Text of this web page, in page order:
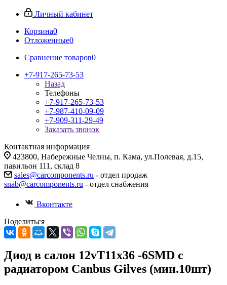
Личный кабинет
Корзина0
Отложенные0
Сравнение товаров0
+7-917-265-73-53
Назад
Телефоны
+7-917-265-73-53
+7-987-410-09-09
+7-909-311-29-49
Заказать звонок
Контактная информация
423800, Набережные Челны, п. Кама, ул.Полевая, д.15,
павильон 111, склад 8
sales@carcomponents.ru - отдел продаж
snab@carcomponents.ru - отдел снабжения
Вконтакте
Поделиться
Диод в салон 12vT11х36 -6SMD с
радиатором Canbus Gilves (мин.10шт)